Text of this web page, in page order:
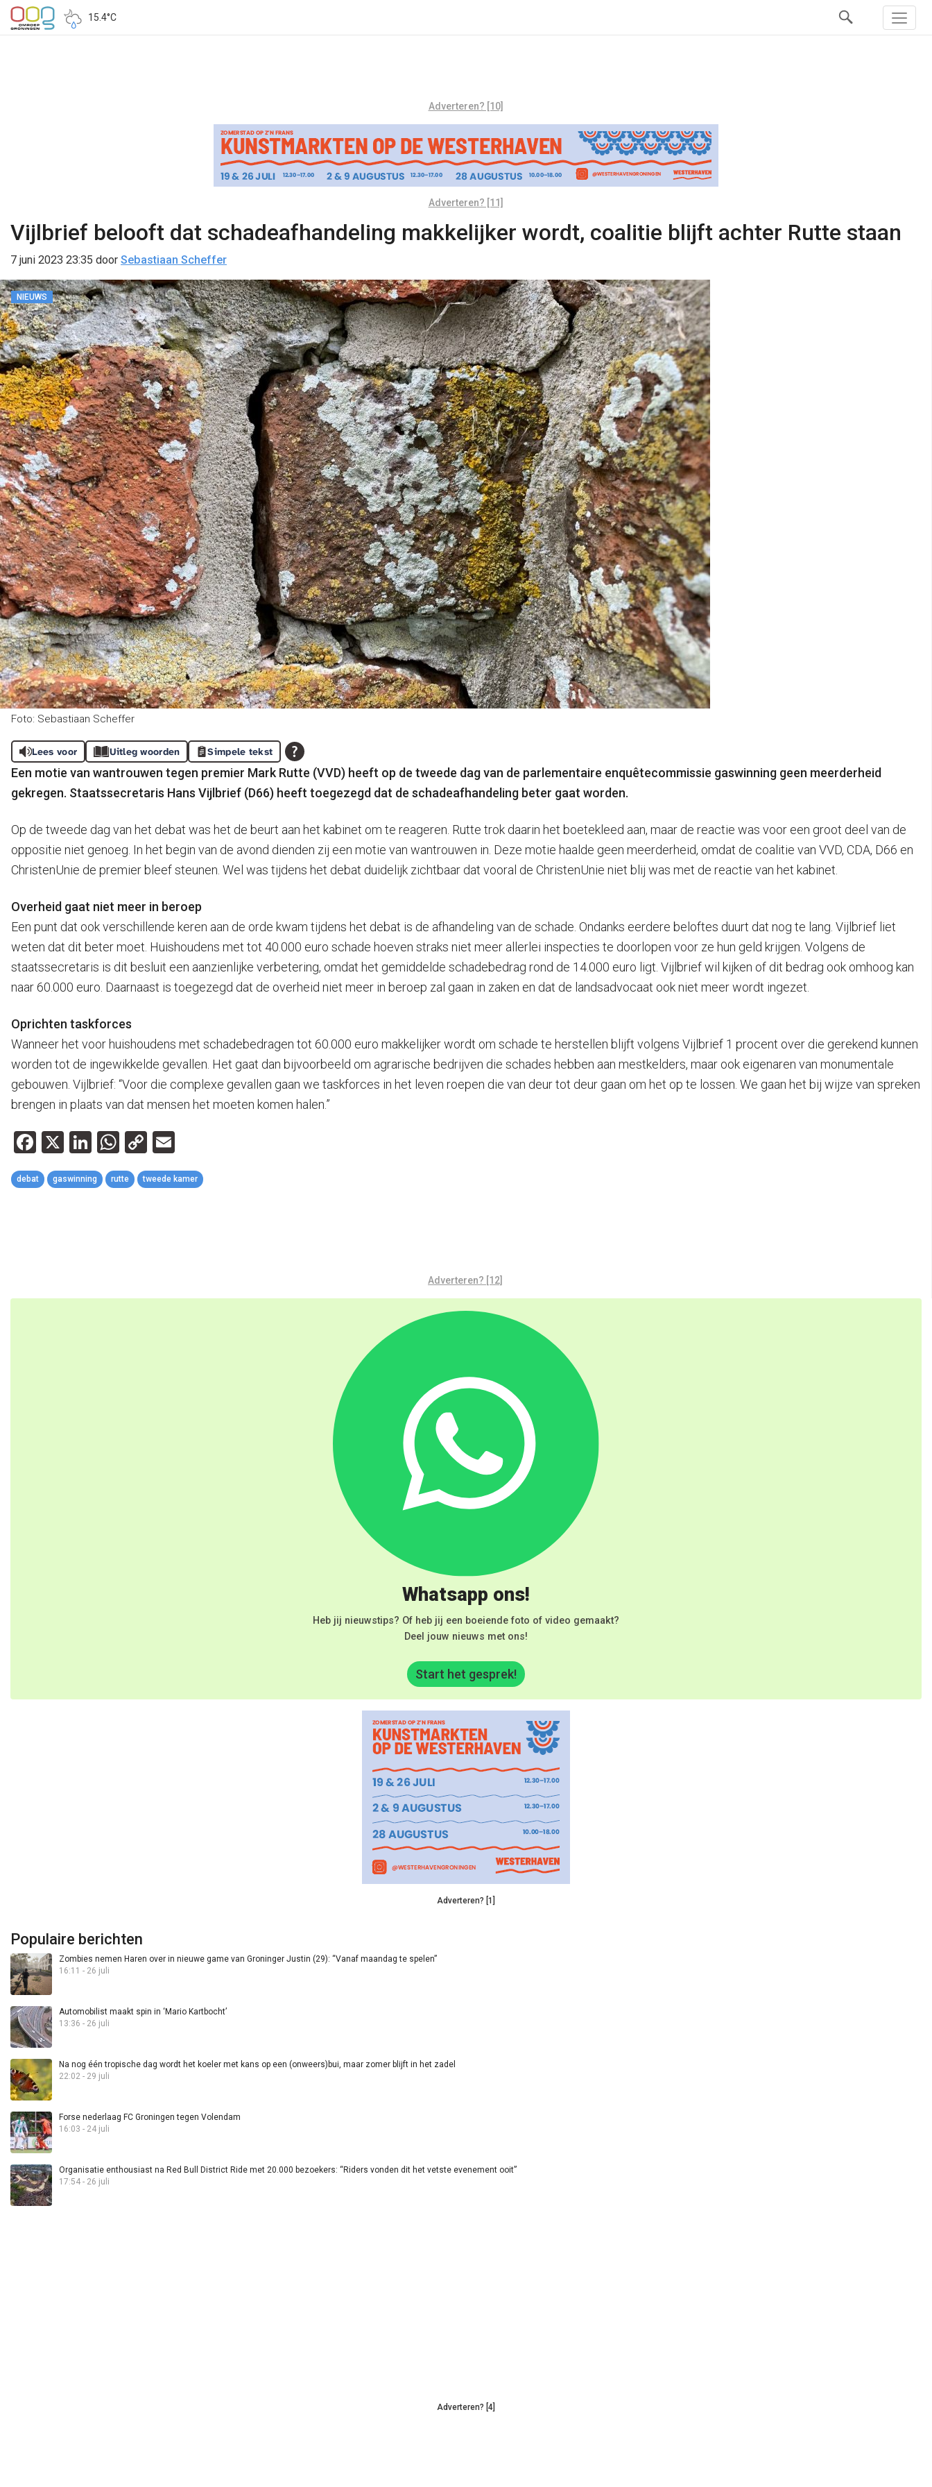
15.4°C
Adverteren? [10]
Adverteren? [11]
Vijlbrief belooft dat schadeafhandeling makkelijker wordt, coalitie blijft achter Rutte staan
7 juni 2023 23:35 door Sebastiaan Scheffer
NIEUWS
Foto: Sebastiaan Scheffer
Lees voor Uitleg woorden Simpele tekst
Een motie van wantrouwen tegen premier Mark Rutte (VVD) heeft op de tweede dag van de parlementaire enquêtecommissie gaswinning geen meerderheid
gekregen. Staatssecretaris Hans Vijlbrief (D66) heeft toegezegd dat de schadeafhandeling beter gaat worden.
Op de tweede dag van het debat was het de beurt aan het kabinet om te reageren. Rutte trok daarin het boetekleed aan, maar de reactie was voor een groot deel van de
oppositie niet genoeg. In het begin van de avond dienden zij een motie van wantrouwen in. Deze motie haalde geen meerderheid, omdat de coalitie van VVD, CDA, D66 en
ChristenUnie de premier bleef steunen. Wel was tijdens het debat duidelijk zichtbaar dat vooral de ChristenUnie niet blij was met de reactie van het kabinet.
Overheid gaat niet meer in beroep
Een punt dat ook verschillende keren aan de orde kwam tijdens het debat is de afhandeling van de schade. Ondanks eerdere beloftes duurt dat nog te lang. Vijlbrief liet
weten dat dit beter moet. Huishoudens met tot 40.000 euro schade hoeven straks niet meer allerlei inspecties te doorlopen voor ze hun geld krijgen. Volgens de
staatssecretaris is dit besluit een aanzienlijke verbetering, omdat het gemiddelde schadebedrag rond de 14.000 euro ligt. Vijlbrief wil kijken of dit bedrag ook omhoog kan
naar 60.000 euro. Daarnaast is toegezegd dat de overheid niet meer in beroep zal gaan in zaken en dat de landsadvocaat ook niet meer wordt ingezet.
Oprichten taskforces
Wanneer het voor huishoudens met schadebedragen tot 60.000 euro makkelijker wordt om schade te herstellen blijft volgens Vijlbrief 1 procent over die gerekend kunnen
worden tot de ingewikkelde gevallen. Het gaat dan bijvoorbeeld om agrarische bedrijven die schades hebben aan mestkelders, maar ook eigenaren van monumentale
gebouwen. Vijlbrief: “Voor die complexe gevallen gaan we taskforces in het leven roepen die van deur tot deur gaan om het op te lossen. We gaan het bij wijze van spreken
brengen in plaats van dat mensen het moeten komen halen.”
Facebook
X LinkedIn
WhatsApp
Copy
Link
debat gaswinning rutte tweede kamer
Adverteren? [12]
Whatsapp ons!
Heb jij nieuwstips? Of heb jij een boeiende foto of video gemaakt?
Deel jouw nieuws met ons!
Start het gesprek!
Adverteren? [1]
Populaire berichten
Zombies nemen Haren over in nieuwe game van Groninger Justin (29): “Vanaf maandag te spelen”
16:11 - 26 juli
Automobilist maakt spin in ‘Mario Kartbocht’
13:36 - 26 juli
Na nog één tropische dag wordt het koeler met kans op een (onweers)bui, maar zomer blijft in het zadel
22:02 - 29 juli
Forse nederlaag FC Groningen tegen Volendam
16:03 - 24 juli
Organisatie enthousiast na Red Bull District Ride met 20.000 bezoekers: “Riders vonden dit het vetste evenement ooit”
17:54 - 26 juli
Adverteren? [4]